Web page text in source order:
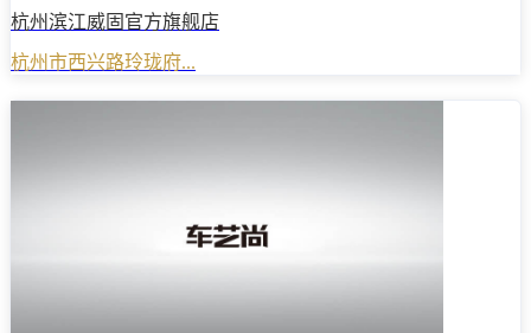
杭州滨江威固官方旗舰店
杭州市西兴路玲珑府...